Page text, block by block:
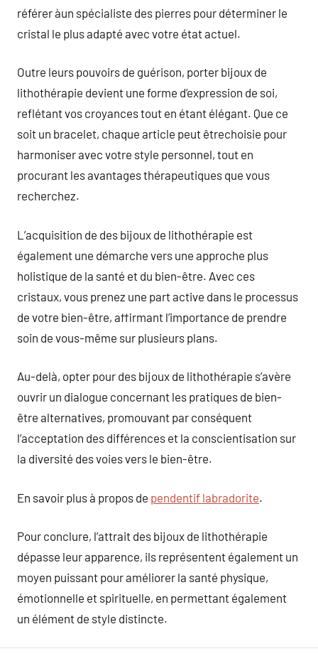
référer àun spécialiste des pierres pour déterminer le
cristal le plus adapté avec votre état actuel.
Outre leurs pouvoirs de guérison, porter bijoux de
lithothérapie devient une forme d’expression de soi,
reflétant vos croyances tout en étant élégant. Que ce
soit un bracelet, chaque article peut êtrechoisie pour
harmoniser avec votre style personnel, tout en
procurant les avantages thérapeutiques que vous
recherchez.
L’acquisition de des bijoux de lithothérapie est
également une démarche vers une approche plus
holistique de la santé et du bien-être. Avec ces
cristaux, vous prenez une part active dans le processus
de votre bien-être, affirmant l’importance de prendre
soin de vous-même sur plusieurs plans.
Au-delà, opter pour des bijoux de lithothérapie s’avère
ouvrir un dialogue concernant les pratiques de bien-
être alternatives, promouvant par conséquent
l’acceptation des différences et la conscientisation sur
la diversité des voies vers le bien-être.
En savoir plus à propos de pendentif labradorite.
Pour conclure, l’attrait des bijoux de lithothérapie
dépasse leur apparence, ils représentent également un
moyen puissant pour améliorer la santé physique,
émotionnelle et spirituelle, en permettant également
un élément de style distincte.